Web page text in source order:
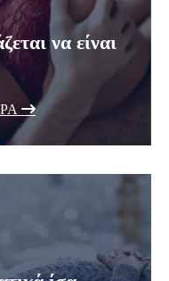
να είναι